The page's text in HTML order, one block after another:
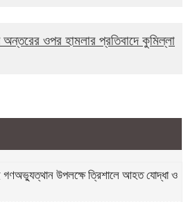
ওপর হামলার প্রতিবাদে কুমিল্লা
গণঅভ্যুত্থান উপলক্ষে ত্রিশালে আহত যোদ্ধা ও